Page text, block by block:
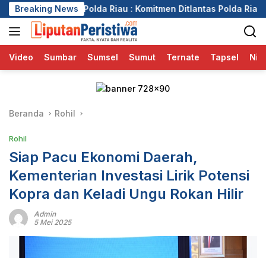
Langsung
ke
konten
Breaking News
: Komitmen Ditlantas Polda Riau Dalam Berikan
Video Sumbar Sumsel Sumut Ternate Tapsel
Beranda Rohil
Rohil
Siap Pacu Ekonomi Daerah,
Kementerian Investasi Lirik Potensi
Kopra dan Keladi Ungu Rokan Hilir
Admin
5 Mei 2025